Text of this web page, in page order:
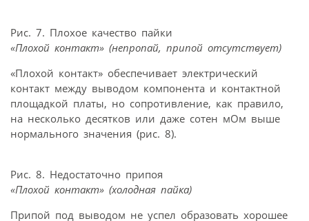
Рис. 7. Плохое качество пайки
«Плохой контакт» (непропай, припой отсутствует)
«Плохой контакт» обеспечивает электрический
контакт между выводом компонента и контактной
площадкой платы, но сопротивление, как правило,
на несколько десятков или даже сотен мОм выше
нормального значения (рис. 8).
Рис. 8. Недостаточно припоя
«Плохой контакт» (холодная пайка)
Припой под выводом не успел образовать хорошее